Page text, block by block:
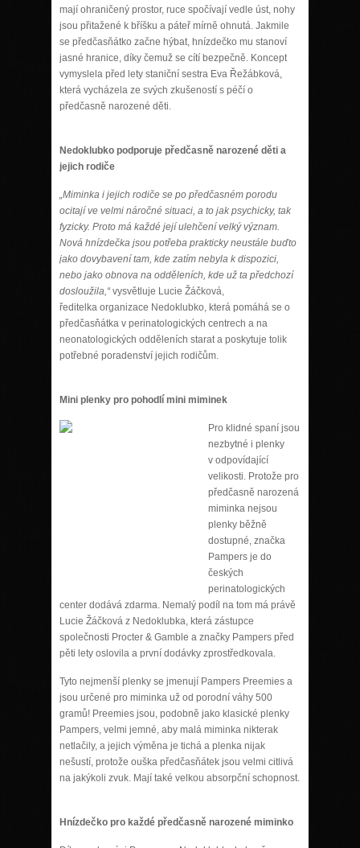
mají ohraničený prostor, ruce spočívají vedle úst, nohy
jsou přitažené k bříšku a páteř mírně ohnutá. Jakmile
se předčasňátko začne hýbat, hnízdečko mu stanoví
jasné hranice, díky čemuž se cítí bezpečně. Koncept
vymyslela před lety staniční sestra Eva Řežábková,
která vycházela ze svých zkušeností s péčí o
předčasně narozené děti.
Nedoklubko podporuje předčasně narozené děti a
jejich rodiče
„Miminka i jejich rodiče se po předčasném porodu
ocitají ve velmi náročné situaci, a to jak psychicky, tak
fyzicky. Proto má každé její ulehčení velký význam.
Nová hnízdečka jsou potřeba prakticky neustále buďto
jako dovybavení tam, kde zatím nebyla k dispozici,
nebo jako obnova na odděleních, kde už ta předchozí
dosloužila,“vysvětluje Lucie Žáčková,
ředitelka organizace Nedoklubko, která pomáhá se o
předčasňátka v perinatologických centrech a na
neonatologických odděleních starat a poskytuje tolik
potřebné poradenství jejich rodičům.
Mini plenky pro pohodlí mini miminek
Pro klidné spaní jsou
nezbytné i plenky
v odpovídající
velikosti. Protože pro
předčasně narozená
miminka nejsou
plenky běžně
dostupné, značka
Pampers je do
českých
perinatologických
center dodává zdarma. Nemalý podíl na tom má právě
Lucie Žáčková z Nedoklubka, která zástupce
společnosti Procter & Gamble a značky Pampers před
pěti lety oslovila a první dodávky zprostředkovala.
Tyto nejmenší plenky se jmenují Pampers Preemies a
jsou určené pro miminka už od porodní váhy 500
gramů! Preemies jsou, podobně jako klasické plenky
Pampers, velmi jemné, aby malá miminka nikterak
netlačily, a jejich výměna je tichá a plenka nijak
nešustí, protože ouška předčasňátek jsou velmi citlivá
na jakýkoli zvuk. Mají také velkou absorpční schopnost.
Hnízdečko pro každé předčasně narozené miminko